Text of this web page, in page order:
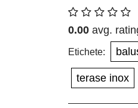
0.00 avg.
Etichete:
terase inox